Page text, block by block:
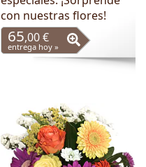
con nuestras flores!
65,00 €
entrega hoy »